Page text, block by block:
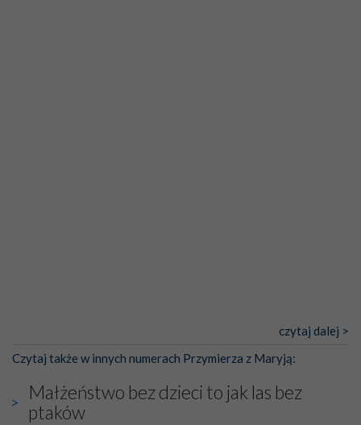
czytaj dalej >
Czytaj także w innych numerach Przymierza z Maryją:
Małżeństwo bez dzieci to jak las bez
ptaków